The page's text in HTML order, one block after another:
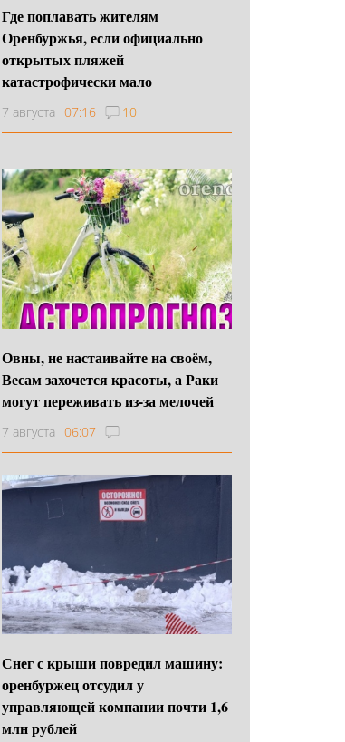
Где поплавать жителям
Оренбуржья, если официально
открытых пляжей
катастрофически мало
7 августа 07:16 10
Овны, не настаивайте на своём,
Весам захочется красоты, а Раки
могут переживать из-за мелочей
7 августа 06:07
Снег с крыши повредил машину:
оренбуржец отсудил у
управляющей компании почти 1,6
млн рублей